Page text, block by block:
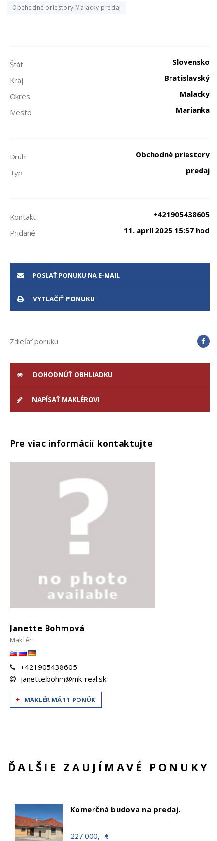
Obchodné priestory Malacky predaj
Štát
Slovensko
Kraj
Bratislavský
Okres
Malacky
Mesto
Marianka
Druh
Obchodné priestory
Typ
predaj
Kontakt
+421905438605
Pridané
11. apríl 2025 15:57 hod
POSLAŤ PONUKU NA E-MAIL
VYTLAČIŤ PONUKU
Zdieľať ponuku
DOHODNÚŤ OBHLIADKU
NAPÍSAŤ MAKLÉROVI
Pre viac informácií kontaktujte
Janette Bohmová
Maklér
+421905438605
janette.bohm@mk-real.sk
MAKLÉR MÁ 11 PONÚK
ĎALŠIE ZAUJÍMAVÉ PONUKY
Komerčná budova na predaj.
227.000,- €